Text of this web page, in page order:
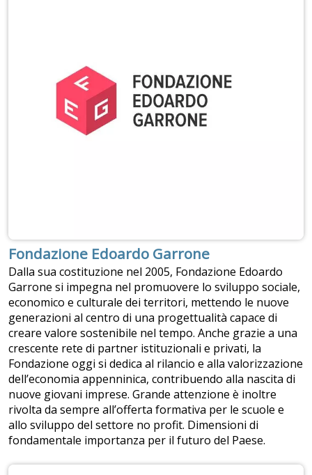
Fondazione Edoardo Garrone
Dalla sua costituzione nel 2005, Fondazione Edoardo
Garrone si impegna nel promuovere lo sviluppo sociale,
economico e culturale dei territori, mettendo le nuove
generazioni al centro di una progettualità capace di
creare valore sostenibile nel tempo. Anche grazie a una
crescente rete di partner istituzionali e privati, la
Fondazione oggi si dedica al rilancio e alla valorizzazione
dell’economia appenninica, contribuendo alla nascita di
nuove giovani imprese. Grande attenzione è inoltre
rivolta da sempre all’offerta formativa per le scuole e
allo sviluppo del settore no profit. Dimensioni di
fondamentale importanza per il futuro del Paese.